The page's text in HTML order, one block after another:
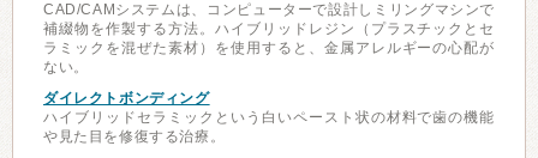
CAD/CAMシステムは、コンピューターで設計しミリングマシンで
補綴物を作製する方法。ハイブリッドレジン（プラスチックとセ
ラミックを混ぜた素材）を使用すると、金属アレルギーの心配が
ない。
ダイレクトボンディング
ハイブリッドセラミックという白いペースト状の材料で歯の機能
や見た目を修復する治療。